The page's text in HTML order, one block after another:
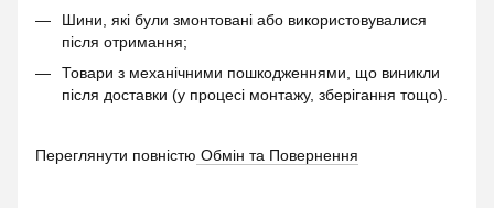
Шини, які були змонтовані або використовувалися
після отримання;
Товари з механічними пошкодженнями, що виникли
після доставки (у процесі монтажу, зберігання тощо).
Переглянути повністю Обмін та Повернення